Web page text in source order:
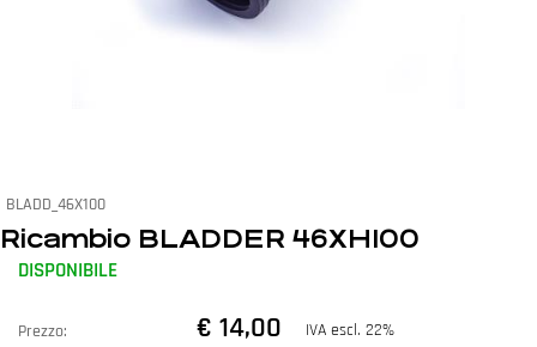
BLADD_46X100
Ricambio BLADDER 46XH100
DISPONIBILE
Prezzo: € 14,00 IVA escl. 22%